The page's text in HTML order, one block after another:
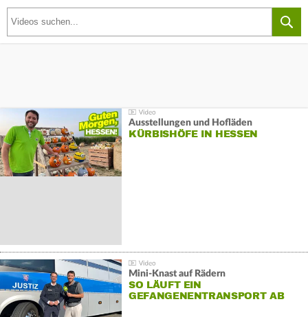
Ausstellungen und Hofläden
KÜRBISHÖFE IN HESSEN
Mini-Knast auf Rädern
SO LÄUFT EIN
GEFANGENENTRANSPORT AB